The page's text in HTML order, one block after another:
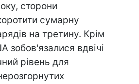
сторони
сумарну
на третину. Крім
зобов'язалися вдвічі
рівень для